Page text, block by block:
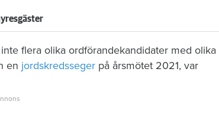
flera olika ordförandekandidater med olika
en jordskredsseger på årsmötet 2021, var